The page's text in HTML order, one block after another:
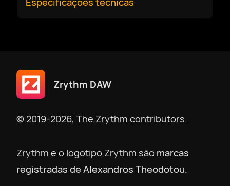
Zrythm DAW
© 2019-2026, The Zrythm contributors.
Zrythm e o logotipo Zrythm são marcas
registradas de Alexandros Theodotou.